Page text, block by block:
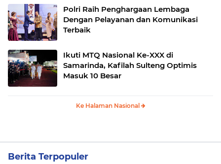
Polri Raih Penghargaan Lembaga
Dengan Pelayanan dan Komunikasi
Terbaik
Ikuti MTQ Nasional Ke-XXX di
Samarinda, Kafilah Sulteng Optimis
Masuk 10 Besar
Ke Halaman Nasional
Berita Terpopuler